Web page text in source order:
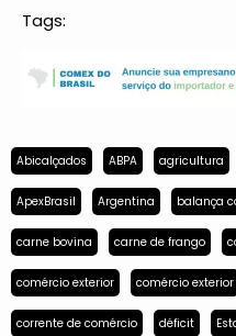
Tags:
Abicalçados ABPA agricultura
ApexBrasil Argentina balança
carne bovina carne de frango
comércio exterior comércio exterior
corrente de comércio déficit